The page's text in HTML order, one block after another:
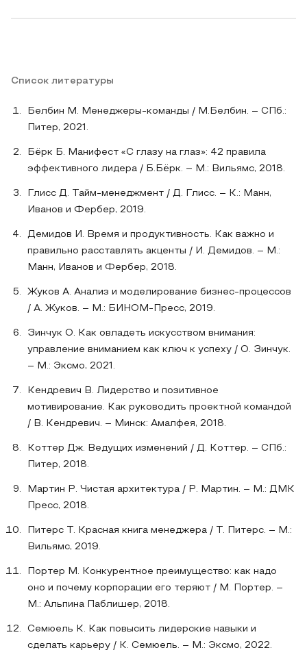
Список литературы
Белбин М. Менеджеры-команды / М.Белбин. – СПб.:
Питер, 2021.
Бёрк Б. Манифест «С глазу на глаз»: 42 правила
эффективного лидера / Б.Бёрк. – М.: Вильямс, 2018.
Глисс Д. Тайм-менеджмент / Д. Глисс. – К.: Манн,
Иванов и Фербер, 2019.
Демидов И. Время и продуктивность. Как важно и
правильно расставлять акценты / И. Демидов. – М.:
Манн, Иванов и Фербер, 2018.
Жуков А. Анализ и моделирование бизнес-процессов
/ А. Жуков. – М.: БИНОМ-Пресс, 2019.
Зинчук О. Как овладеть искусством внимания:
управление вниманием как ключ к успеху / О. Зинчук.
– М.: Эксмо, 2021.
Кендревич В. Лидерство и позитивное
мотивирование. Как руководить проектной командой
/ В. Кендревич. – Минск: Амалфея, 2018.
Коттер Дж. Ведущих изменений / Д. Коттер. – СПб.:
Питер, 2018.
Мартин Р. Чистая архитектура / Р. Мартин. – М.: ДМК
Пресс, 2018.
Питерс Т. Красная книга менеджера / Т. Питерс. – М.:
Вильямс, 2019.
Портер М. Конкурентное преимущество: как надо
оно и почему корпорации его теряют / М. Портер. –
М.: Альпина Паблишер, 2018.
Семюель К. Как повысить лидерские навыки и
сделать карьеру / К. Семюель. – М.: Эксмо, 2022.